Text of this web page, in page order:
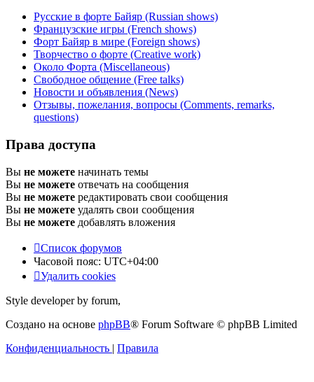
Русские в форте Байяр (Russian shows)
Французские игры (French shows)
Форт Байяр в мире (Foreign shows)
Творчество о форте (Creative work)
Около Форта (Miscellaneous)
Свободное общение (Free talks)
Новости и объявления (News)
Отзывы, пожелания, вопросы (Comments, remarks,
questions)
Права доступа
Вы не можете начинать темы
Вы не можете отвечать на сообщения
Вы не можете редактировать свои сообщения
Вы не можете удалять свои сообщения
Вы не можете добавлять вложения
Список форумов
Часовой пояс: UTC+04:00
Удалить cookies
Style developer by forum,
Создано на основе phpBB® Forum Software © phpBB Limited
Конфиденциальность | Правила